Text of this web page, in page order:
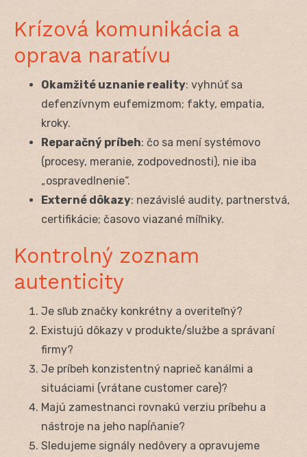
Krízová komunikácia a
oprava naratívu
Okamžité uznanie reality: vyhnúť sa
defenzívnym eufemizmom; fakty, empatia,
kroky.
Reparačný príbeh: čo sa mení systémovo
(procesy, meranie, zodpovednosti), nie iba
„ospravedlnenie“.
Externé dôkazy: nezávislé audity, partnerstvá,
certifikácie; časovo viazané míľniky.
Kontrolný zoznam
autenticity
Je sľub značky konkrétny a overiteľný?
Existujú dôkazy v produkte/službe a správaní
firmy?
Je príbeh konzistentný naprieč kanálmi a
situáciami (vrátane customer care)?
Majú zamestnanci rovnakú verziu príbehu a
nástroje na jeho napĺňanie?
Sledujeme signály nedôvery a opravujeme